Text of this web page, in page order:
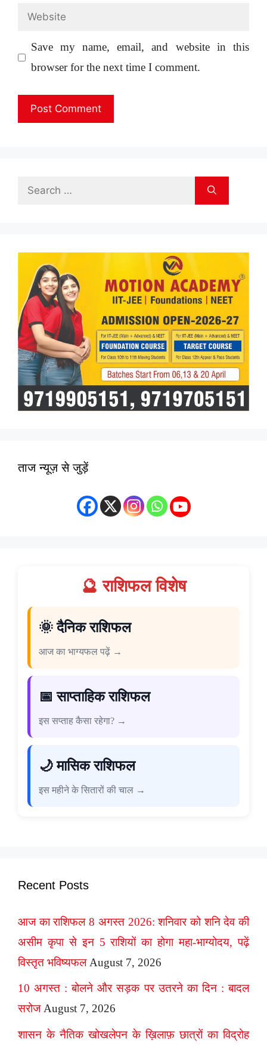
Website
Save my name, email, and website in this
browser for the next time I comment.
Search
ताज न्यूज़ से जुड़ें
🔮 राशिफल विशेष
🌞 दैनिक राशिफल
आज का भाग्यफल पढ़ें →
📅 साप्ताहिक राशिफल
इस सप्ताह कैसा रहेगा? →
🌙 मासिक राशिफल
इस महीने के सितारों की चाल →
Recent Posts
आज का राशिफल 8 अगस्त 2026: शनिवार को शनि देव की
असीम कृपा से इन 5 राशियों का होगा महा-भाग्योदय, पढ़ें
विस्तृत भविष्यफल August 7, 2026
10 अगस्त : बोलने और सड़क पर उतरने का दिन : बादल
सरोज August 7, 2026
शासन के नैतिक खोखलेपन के ख़िलाफ़ छात्रों का विद्रोह